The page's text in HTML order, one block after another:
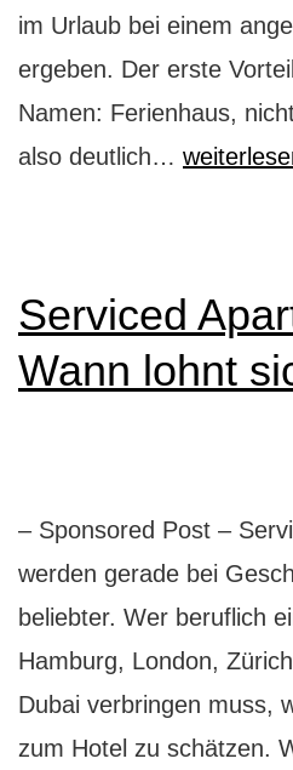
im Urlaub bei einem
ergeben. Der erste
Namen: Ferienhaus,
also deutlich…
Serviced
Wann lohnt
– Sponsored Post –
werden gerade bei
beliebter. Wer beruflich
Hamburg, London,
Dubai verbringen muss,
zum Hotel zu schätzen.